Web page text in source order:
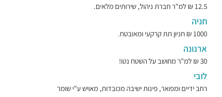
12.5 ₪ למ"ר חברת ניהול, שירותים מלאים.
חניה
1000 ₪ חניון תת קרקעי ומאובטח.
ארנונה
30 ₪ למ"ר מחושב על השטח נטו!
לובי
רחב ידיים ומפואר, פינות ישיבה מכובדות, מאויש ע"י שומר